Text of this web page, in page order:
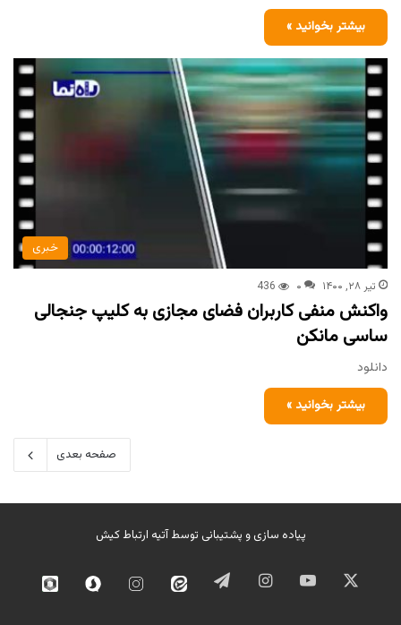
بیشتر بخوانید »
خبری
تیر ۲۸, ۱۴۰۰ ۰ 436
واکنش‌ منفی کاربران فضای مجازی به کلیپ جنجالی
ساسی مانکن
دانلود
بیشتر بخوانید »
صفحه بعدی
پیاده سازی و پشتیبانی توسطآتیه ارتباط کیش
ایکس یوتیوب اینستاگرامتلگرام ایتا
اینستاگرامسروش